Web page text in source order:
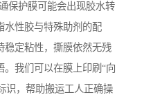
保护膜可能会出现胶水转
水性胶与特殊助剂的配
稳定粘性，撕膜依然无残
我们可以在膜上印刷“向
识，帮助搬运工人正确操